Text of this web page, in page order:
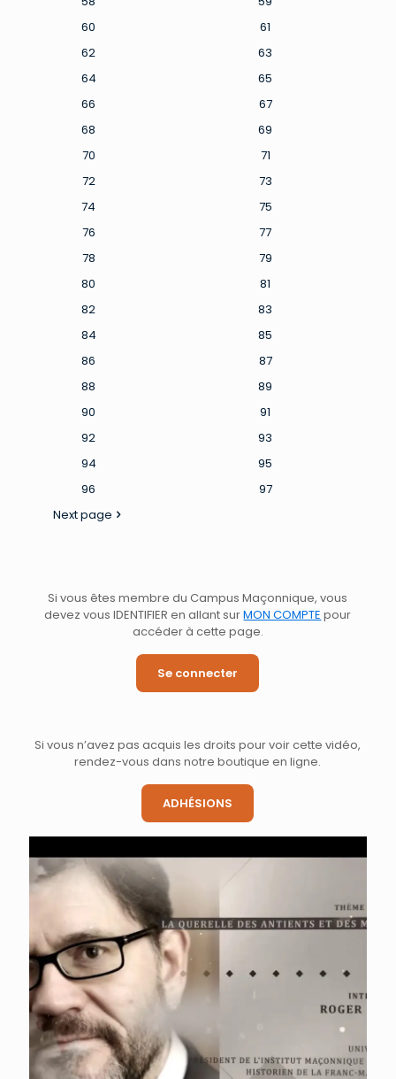
60
61
62
63
64
65
66
67
68
69
70
71
72
73
74
75
76
77
78
79
80
81
82
83
84
85
86
87
88
89
90
91
92
93
94
95
96
97
Next page
Si vous êtes membre du Campus Maçonnique, vous
devez vous IDENTIFIER en allant surMON COMPTE pour
accéder à cette page.
Se connecter
Si vous n’avez pas acquis les droits pour voir cette vidéo,
rendez-vous dans notre boutique en ligne.
ADHÉSIONS